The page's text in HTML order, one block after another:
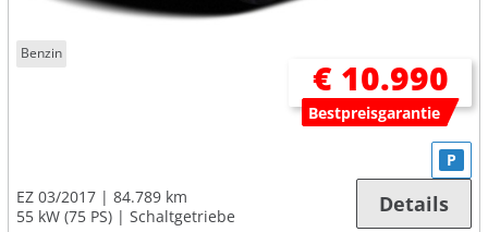
Benzin
€ 10.990
Bestpreisgarantie
EZ 03/2017
84.789 km
55 kW (75 PS)
Schaltgetriebe
P
Details